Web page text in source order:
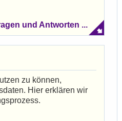
und Antworten ...
zu können,
Hier erklären wir